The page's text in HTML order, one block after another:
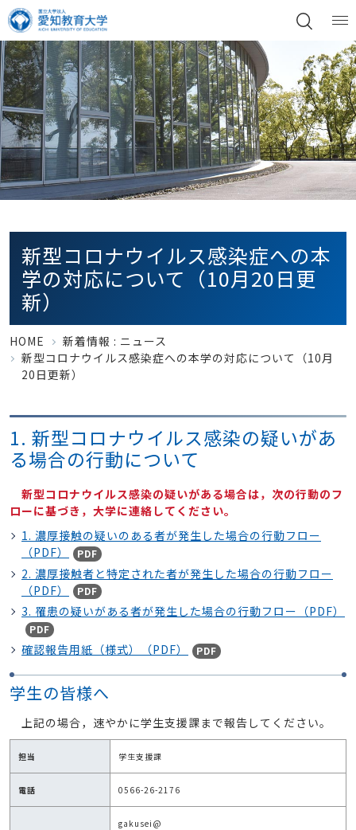
新型コロナウイルス感染症への本
学の対応について（10月20日更
新）
HOME 新着情報 : ニュース
新型コロナウイルス感染症への本学の対応について（10月
20日更新）
1. 新型コロナウイルス感染の疑いがあ
る場合の行動について
新型コロナウイルス感染の疑いがある場合は，次の行動のフ
ローに基づき，大学に連絡してください。
1. 濃厚接触の疑いのある者が発生した場合の行動フロー
（PDF）
PDF
2. 濃厚接触者と特定された者が発生した場合の行動フロー
（PDF）
PDF
3. 罹患の疑いがある者が発生した場合の行動フロー（PDF）
PDF
確認報告用紙（様式）（PDF） PDF
学生の皆様へ
上記の場合，速やかに学生支援課まで報告してください。
担当 学生支援課
電話 0566-26-2176
gakusei@